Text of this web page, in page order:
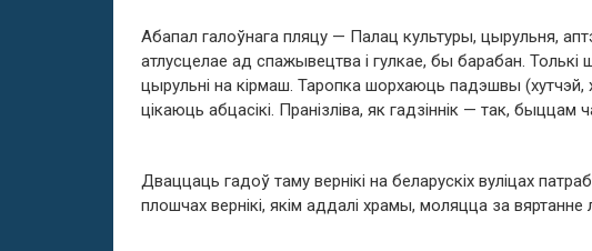
Абапал галоўнага пляцу — Палац культуры, цырульня,
атлусцелае ад спажывецтва і гулкае, бы барабан.
цырульні на кірмаш. Таропка шорхаюць падэшвы (хутчэй,
цікаюць абцасікі. Пранізліва, як гадзіннік — так, быццам
Дваццаць гадоў таму вернікі на беларускіх вуліцах
плошчах вернікі, якім аддалі храмы, моляцца за